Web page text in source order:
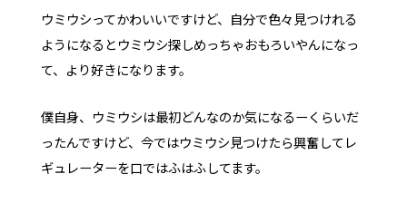
ウミウシってかわいいですけど、自分で色々見つけれる
ようになるとウミウシ探しめっちゃおもろいやんになっ
て、より好きになります。
僕自身、ウミウシは最初どんなのか気になるーくらいだ
ったんですけど、今ではウミウシ見つけたら興奮してレ
ギュレーターを口ではふはふしてます。